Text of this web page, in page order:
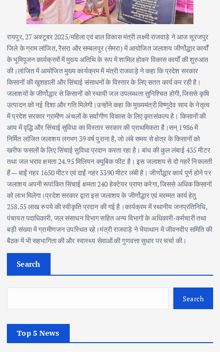
रायपुर, 27 अक्टूबर 2025/महिला एवं बाल विकास मंत्री लक्ष्मी राजवाड़े ने आज सूरजपुर
जिले के ग्राम लांजित, रैसरा और सम्बलपुर (सेमरा) में आयोजित जलाशय जीर्णोद्धार कार्यों
के भूमिपूजन कार्यक्रमों में मुख्य अतिथि के रूप में शामिल होकर विकास कार्यों की शुरुआत
की।लांजित में आयोजित मुख्य कार्यक्रम में मंत्री राजवाड़े ने कहा कि प्रदेश सरकार
किसानों की खुशहाली और सिंचाई संसाधनों के विस्तार के लिए सतत कार्य कर रही है।
जलाशयों के जीर्णोद्धार से किसानों को स्थायी जल उपलब्धता सुनिश्चित होगी, जिससे कृषि
उत्पादन को नई दिशा और गति मिलेगी।उन्होंने कहा कि मुख्यमंत्री विष्णुदेव साय के नेतृत्व
में प्रदेश सरकार ग्रामीण अंचलों के सर्वांगीण विकास के लिए कृतसंकल्प है। किसानों की
आय में वृद्धि और सिंचाई सुविधा का विस्तार सरकार की प्राथमिकता है।सन् 1986 में
निर्मित लांजित जलाशय लगभग 39 वर्ष पुराना है, जो लंबे समय से क्षेत्र के किसानों को
खरीफ फसलों के लिए सिंचाई सुविधा प्रदान करता रहा है। बांध की कुल लंबाई 435 मीटर
तथा जल भराव क्षमता 24.95 मिलियन क्यूबिक फीट है। इस जलाशय से दो नहरें निकलती
हैं — बाईं नहर 1650 मीटर एवं दाईं नहर 3390 मीटर लंबी है। जीर्णोद्धार कार्य पूर्ण होने पर
जलाशय अपनी रूपांकित सिंचाई क्षमता 240 हेक्टेयर प्राप्त करेगा, जिससे अधिक किसानों
को लाभ मिलेगा।प्रदेश सरकार द्वारा इस जलाशय के जीर्णोद्धार एवं मरम्मत कार्य हेतु
258.55 लाख रुपये की स्वीकृति प्रदान की गई है।कार्यक्रम में स्थानीय जनप्रतिनिधि,
पंचायत पदाधिकारी, जल संसाधन विभाग सहित अन्य विभागों के अधिकारी-कर्मचारी तथा
बड़ी संख्या में ग्रामीणजन उपस्थित रहे।मंत्री राजवाड़े ने भैयाथान में जीवनदीप समिति की
बैठक में भी सहभागिता की और स्वास्थ्य सेवाओं की गुणवत्ता सुधार पर चर्चा की।
Search
Search
Top 5 News